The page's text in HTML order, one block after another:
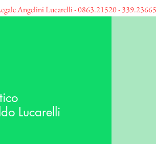
Angelini Lucarelli - 0863.21520 -
Lucarelli